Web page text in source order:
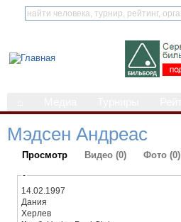
Мэдсен Андреас
Просмотр Видео (0) Фото (0)
-
14.02.1997
Дания
Херлев